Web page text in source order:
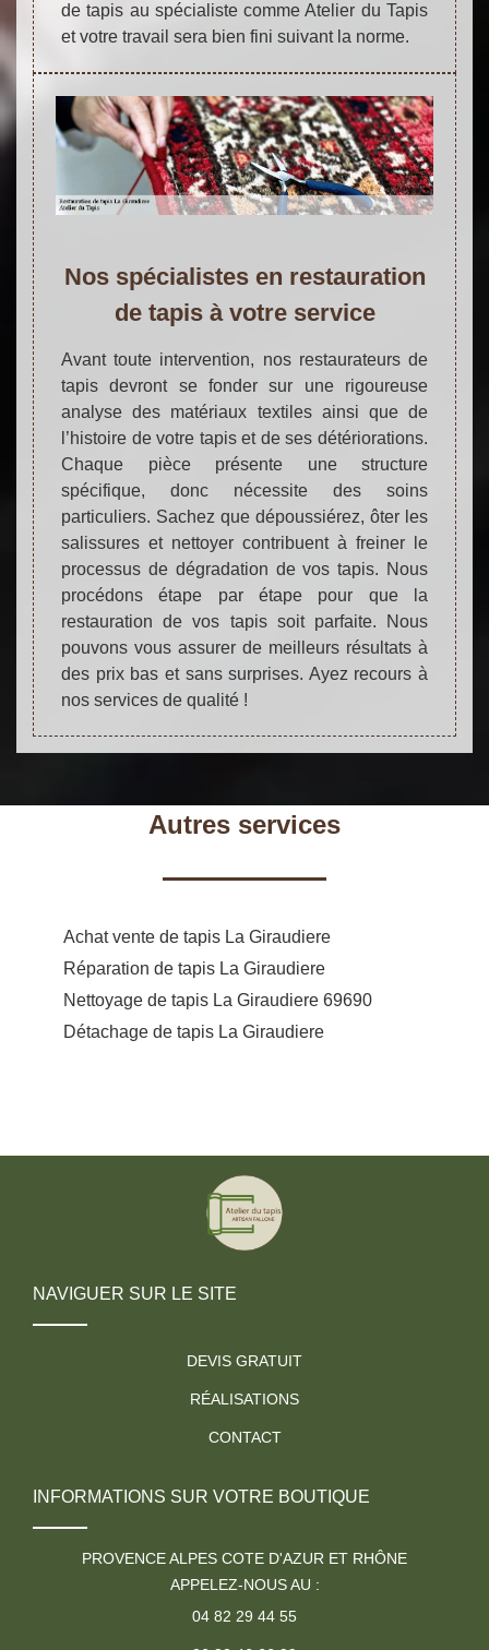
de tapis au spécialiste comme Atelier du Tapis
et votre travail sera bien fini suivant la norme.
Nos spécialistes en restauration
de tapis à votre service
Avant toute intervention, nos restaurateurs de
tapis devront se fonder sur une rigoureuse
analyse des matériaux textiles ainsi que de
l’histoire de votre tapis et de ses détériorations.
Chaque pièce présente une structure
spécifique, donc nécessite des soins
particuliers. Sachez que dépoussiérez, ôter les
salissures et nettoyer contribuent à freiner le
processus de dégradation de vos tapis. Nous
procédons étape par étape pour que la
restauration de vos tapis soit parfaite. Nous
pouvons vous assurer de meilleurs résultats à
des prix bas et sans surprises. Ayez recours à
nos services de qualité !
Autres services
Achat vente de tapis La Giraudiere
Réparation de tapis La Giraudiere
Nettoyage de tapis La Giraudiere 69690
Détachage de tapis La Giraudiere
NAVIGUER SUR LE SITE
DEVIS GRATUIT
RÉALISATIONS
CONTACT
INFORMATIONS SUR VOTRE BOUTIQUE
PROVENCE ALPES COTE D'AZUR ET RHÔNE
APPELEZ-NOUS AU :
04 82 29 44 55